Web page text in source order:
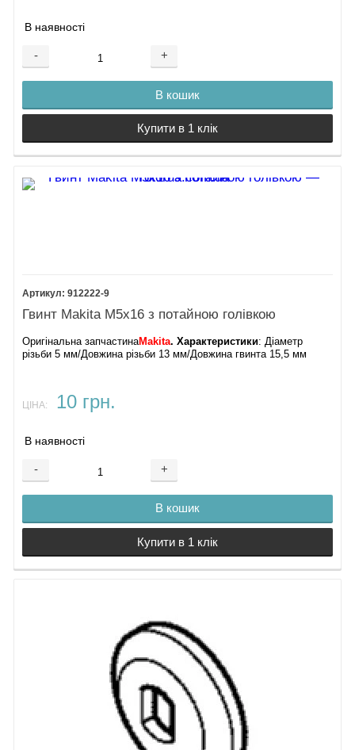
В наявності
- +
В кошик
Купити в 1 клік
912222-9
Гвинт Makita М5х16 з потайною голівкою
Оригінальна запчастинаMakita. Характеристики: Діаметр
різьби 5 мм/Довжина різьби 13 мм/Довжина гвинта 15,5 мм
ЦІНА: 10 грн.
В наявності
- +
В кошик
Купити в 1 клік